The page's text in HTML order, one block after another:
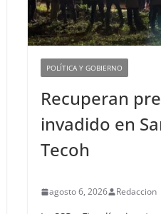
POLÍTICA Y GOBIERNO
Recuperan
invadido en
Tecoh
agosto 6, 2026 Redaccion